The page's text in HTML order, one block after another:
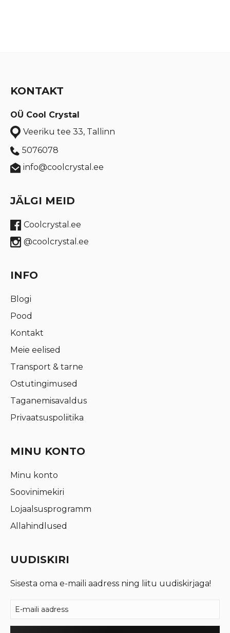
KONTAKT
OÜ Cool Crystal
Veeriku tee 33, Tallinn
5076078
info@coolcrystal.ee
JÄLGI MEID
Coolcrystal.ee
@coolcrystal.ee
INFO
Blogi
Pood
Kontakt
Meie eelised
Transport & tarne
Ostutingimused
Taganemisavaldus
Privaatsuspoliitika
MINU KONTO
Minu konto
Soovinimekiri
Lojaalsusprogramm
Allahindlused
UUDISKIRI
Sisesta oma e-maili aadress ning liitu uudiskirjaga!